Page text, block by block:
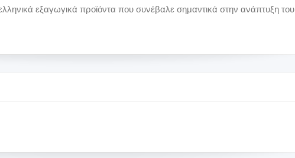
εξαγωγικά προϊόντα που συνέβαλε σημαντικά στην ανάπτυξη του